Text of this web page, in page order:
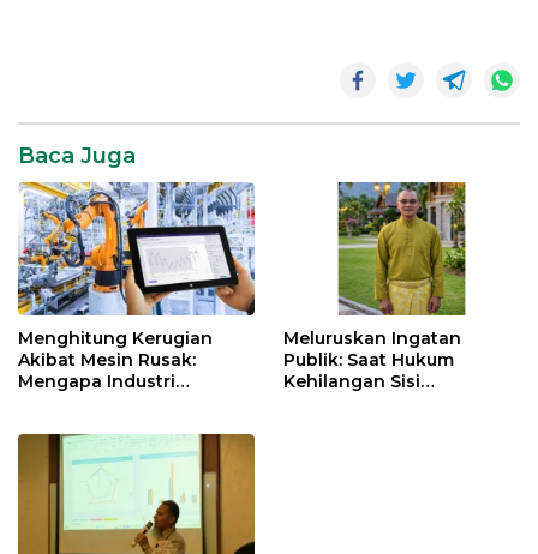
Baca Juga
Menghitung Kerugian
Akibat Mesin Rusak:
Mengapa Industri
Meluruskan Ingatan
Publik: Saat Hukum
Kehilangan Sisi